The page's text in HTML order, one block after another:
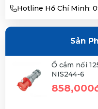
Hotline Hồ Chí Minh:
Sản
Ổ cắm nối
NIS244-6